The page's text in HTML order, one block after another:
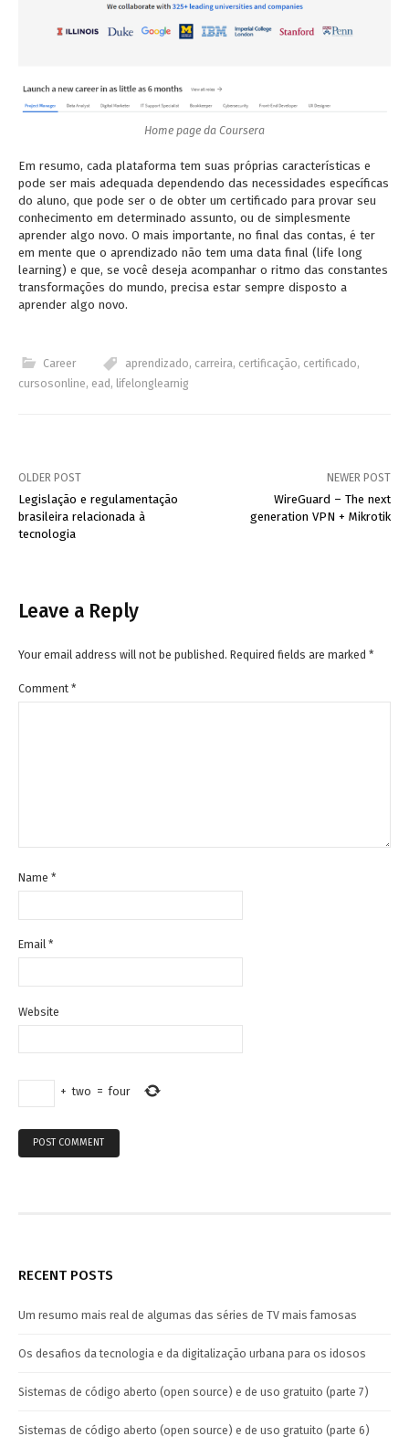
Home page da Coursera
Em resumo, cada plataforma tem suas próprias características e
pode ser mais adequada dependendo das necessidades específicas
do aluno, que pode ser o de obter um certificado para provar seu
conhecimento em determinado assunto, ou de simplesmente
aprender algo novo. O mais importante, no final das contas, é ter
em mente que o aprendizado não tem uma data final (life long
learning) e que, se você deseja acompanhar o ritmo das constantes
transformações do mundo, precisa estar sempre disposto a
aprender algo novo.
Career aprendizado, carreira, certificação, certificado,
cursosonline, ead, lifelonglearnig
Post
navigation
OLDER POST
Legislação e regulamentação
brasileira relacionada à
tecnologia
NEWER POST
WireGuard – The next
generation VPN + Mikrotik
Leave a Reply
Your email address will not be published. Required fields are marked *
Comment *
Name *
Email *
Website
+ two = four
RECENT POSTS
Um resumo mais real de algumas das séries de TV mais famosas
Os desafios da tecnologia e da digitalização urbana para os idosos
Sistemas de código aberto (open source) e de uso gratuito (parte 7)
Sistemas de código aberto (open source) e de uso gratuito (parte 6)